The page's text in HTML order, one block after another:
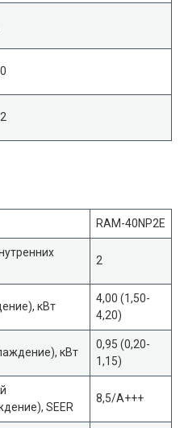
RAM-40NP2E
2
кВт
4,00 (1,50-
4,20)
кВт
0,95 (0,20-
1,15)
SEER
8,5/A+++